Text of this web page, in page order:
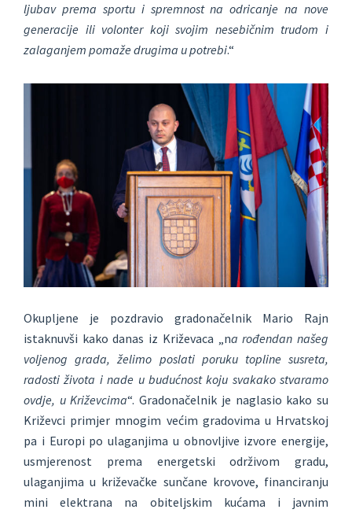
ljubav prema sportu i spremnost na odricanje na nove
generacije ili volonter koji svojim nesebičnim trudom i
zalaganjem pomaže drugima u potrebi.“
Okupljene je pozdravio gradonačelnik Mario Rajn
istaknuvši kako danas iz Križevaca „na rođendan našeg
voljenog grada, želimo poslati poruku topline susreta,
radosti života i nade u budućnost koju svakako stvaramo
ovdje, u Križevcima“. Gradonačelnik je naglasio kako su
Križevci primjer mnogim većim gradovima u Hrvatskoj
pa i Europi po ulaganjima u obnovljive izvore energije,
usmjerenost prema energetski održivom gradu,
ulaganjima u križevačke sunčane krovove, financiranju
mini elektrana na obiteljskim kućama i javnim